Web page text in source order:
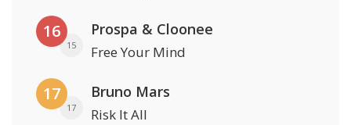
16
15
Prospa & Cloonee
Free Your Mind
17
17
Bruno Mars
Risk It All